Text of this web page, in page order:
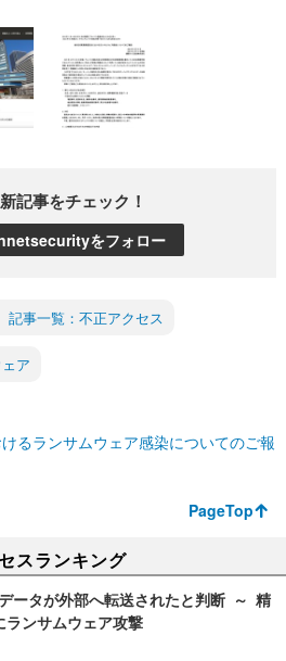
記事をチェック！
をフォロー
事一覧：不正アクセス
ア
るランサムウェア感染についてのご報
PageTop
スランキング
ータが外部へ転送されたと判断 ～ 精
ランサムウェア攻撃